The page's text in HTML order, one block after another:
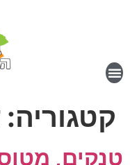
קטגוריה:
טנקים,